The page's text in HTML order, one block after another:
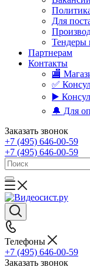
Для
Тендеры
Партнерам
Контакты
🏬
✅️
▶️
🔔 Для
Заказать звонок
+7 (495) 646-00-59
+7 (495) 646-00-59
Телефоны
+7 (495) 646-00-59
Заказать звонок